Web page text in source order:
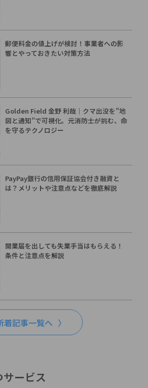
郵便料金の値上げが検討！事業者への影
響とやっておきたい対策方法
Golden Field 金野 利哉｜クマ出没を”地
図と通知”で可視化。元消防士が挑む、命
を守るテクノロジー
PayPay銀行の信用保証協会付き融資と
は？メリットや注意点などを徹底解説
開業届を出しても失業手当はもらえる！
条件と注意点を解説
着記事一覧へ
ービス